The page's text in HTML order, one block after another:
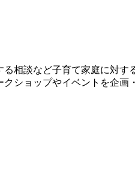
相談など子育て家庭に対す
ショップやイベントを企画